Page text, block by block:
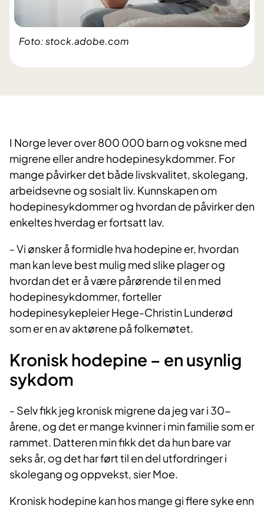
Foto: stock.adobe.com
I Norge lever over 800 000 barn og voksne med
migrene eller andre hodepinesykdommer. For
mange påvirker det både livskvalitet, skolegang,
arbeidsevne og sosialt liv. Kunnskapen om
hodepinesykdommer og hvordan de påvirker den
enkeltes hverdag er fortsatt lav.
- Vi ønsker å formidle hva hodepine er, hvordan
man kan leve best mulig med slike plager og
hvordan det er å være pårørende til en med
hodepinesykdommer, forteller
hodepinesykepleier Hege-Christin Lunderød
som er en av aktørene på folkemøtet.
Kronisk hodepine – en usynlig
sykdom
- Selv fikk jeg kronisk migrene da jeg var i 30-
årene, og det er mange kvinner i min familie som er
rammet. Datteren min fikk det da hun bare var
seks år, og det har ført til en del utfordringer i
skolegang og oppvekst, sier Moe.
Kronisk hodepine kan hos mange gi flere syke enn